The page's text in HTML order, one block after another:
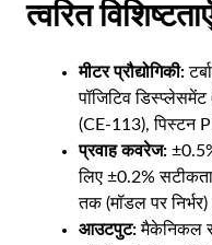
त्वरित
मीटर प्रौद्योगिकी:
पॉजिटिव
(CE-113), पिस्टन
प्रवाह कवरेज:
लिए ±0.2%
तक (मॉडल पर
आउटपुट:मैकेनिकल